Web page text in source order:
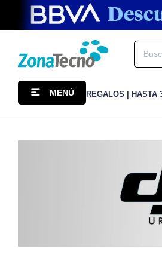
MENÚ REGALOS | HASTA